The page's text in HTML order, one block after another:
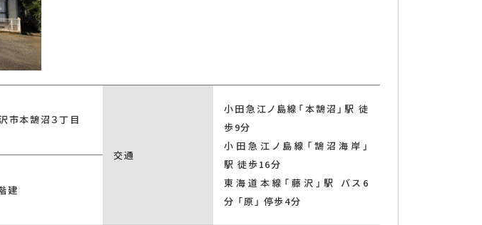
市本鵠沼３丁目
交通
小田急江ノ島線「本鵠沼」駅 徒
歩9分
小田急江ノ島線「鵠沼海岸」
駅 徒歩16分
東海道本線「藤沢」駅 バス6
分 「原」 停歩4分
建